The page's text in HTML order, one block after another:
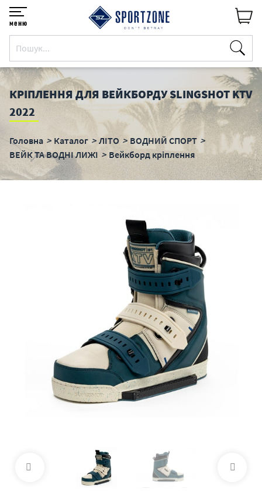
меню
КРІПЛЕННЯ ДЛЯ ВЕЙКБОРДУ SLINGSHOT KTV
2022
Головна Каталог ЛІТО
ВОДНИЙ СПОРТ
ВЕЙК ТА ВОДНІ ЛИЖІ
Вейкборд кріплення